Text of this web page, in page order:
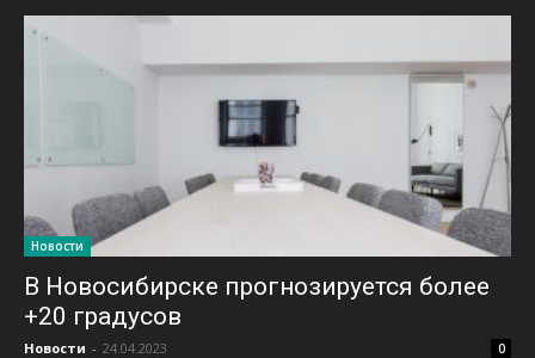
Новости
В Новосибирске прогнозируется более
+20 градусов
Новости - 24.04.2023 0